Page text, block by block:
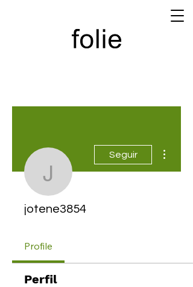
jotene3854
Seguir
jotene3854
Profile
Perfil